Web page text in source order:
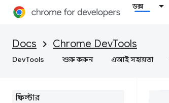
ডক্স
Docs Chrome DevTools
DevTools শুরু করুন এআই সহায়তা
নেটওয়ার্ক
ওভারভিউ
করুন